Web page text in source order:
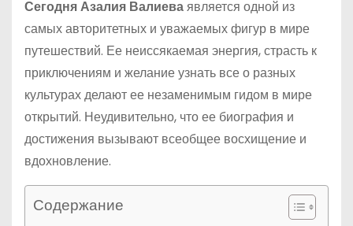
Сегодня Азалия Валиеваявляется одной из
самых авторитетных и уважаемых фигур в мире
путешествий. Ее неиссякаемая энергия, страсть к
приключениям и желание узнать все о разных
культурах делают ее незаменимым гидом в мире
открытий. Неудивительно, что ее биография и
достижения вызывают всеобщее восхищение и
вдохновление.
Содержание